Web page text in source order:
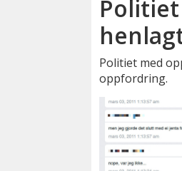
Politiet med
oppfordring.